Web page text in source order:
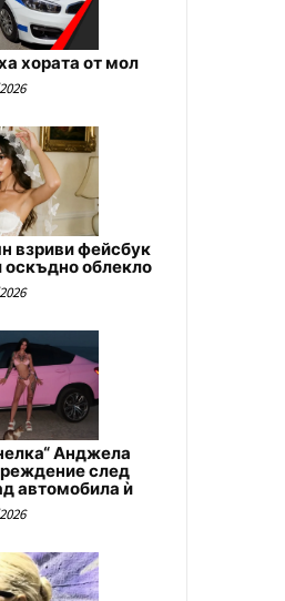
хората от мол
взриви фейсбук
оскъдно облекло
Анджела
след
автомобила ѝ